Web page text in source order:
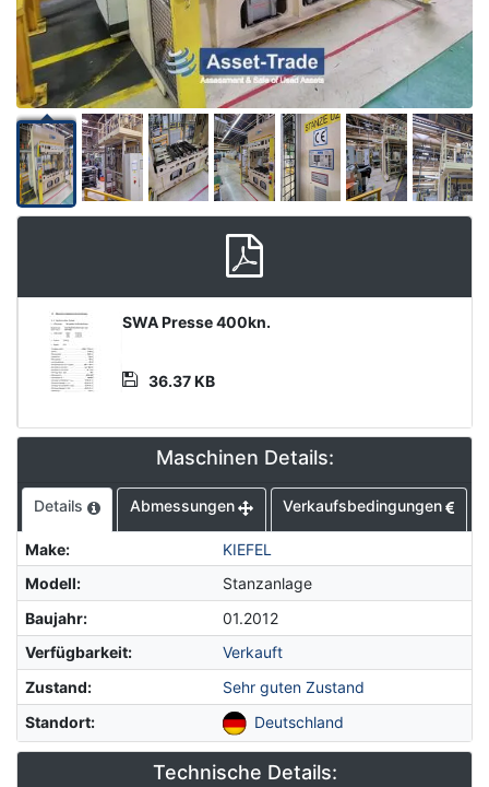
Product
Document
SWA Presse 400kn.
36.37 KB
Maschinen Details:
Details Abmessungen Verkaufsbedingungen
Make:
KIEFEL
Modell:
Stanzanlage
Baujahr:
01.2012
Verfügbarkeit:
Verkauft
Zustand:
Sehr guten Zustand
Standort: Deutschland
Technische Details: